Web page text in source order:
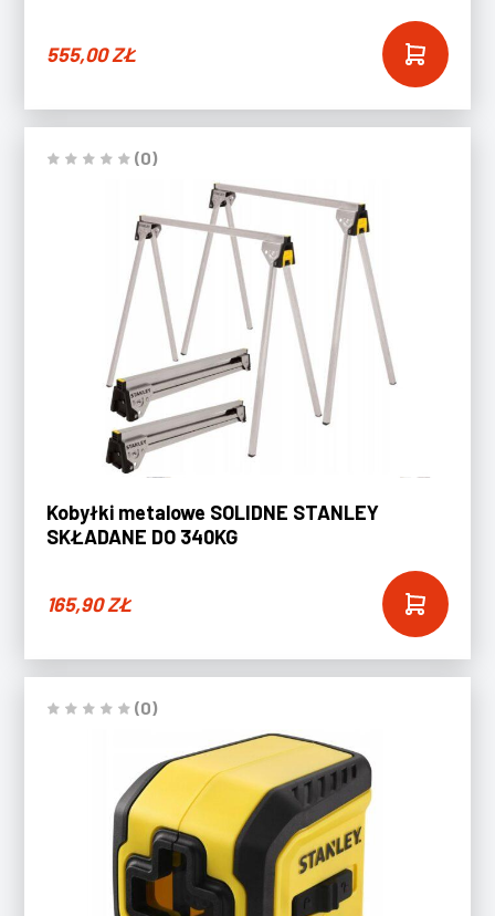
555,00ZŁ
(0)
Kobyłki metalowe SOLIDNE STANLEY
SKŁADANE DO 340KG
165,90ZŁ
(0)